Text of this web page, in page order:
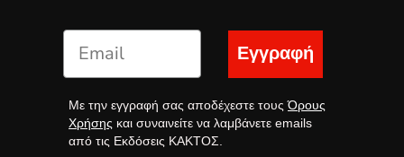
Εγγραφή
Με την εγγραφή σας αποδέχεστε τουςΌρους
Χρήσης και συναινείτε να λαμβάνετε emails
από τις Εκδόσεις ΚΑΚΤΟΣ.